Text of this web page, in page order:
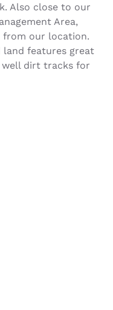
Also close to our
Area,
from our location.
land features great
well dirt tracks for